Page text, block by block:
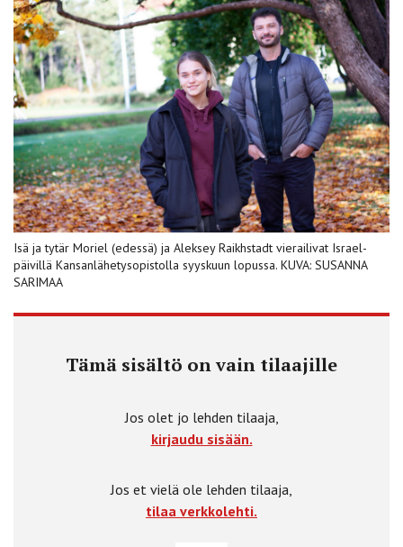
Isä ja tytär Moriel (edessä) ja Aleksey Raikhstadt vierailivat Israel-
päivillä Kansanlähetysopistolla syyskuun lopussa. KUVA: SUSANNA
SARIMAA
Tämä sisältö on vain tilaajille
Jos olet jo lehden tilaaja,
kirjaudu sisään.
Jos et vielä ole lehden tilaaja,
tilaa verkkolehti.